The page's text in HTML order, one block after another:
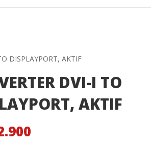
DISPLAYPORT, AKTIF
DVI-I TO
AKTIF